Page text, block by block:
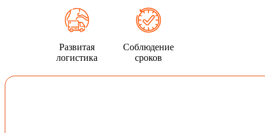
Развитая
логистика
Соблюдение
сроков